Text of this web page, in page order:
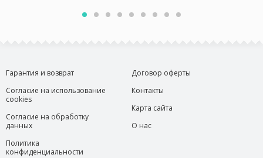
Гарантия и возврат
Согласие на использование
cookies
Согласие на обработку
данных
Политика
конфиденциальности
Договор оферты
Контакты
Карта сайта
О нас